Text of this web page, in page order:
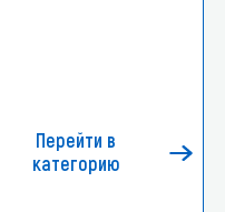
Перейти в
категорию